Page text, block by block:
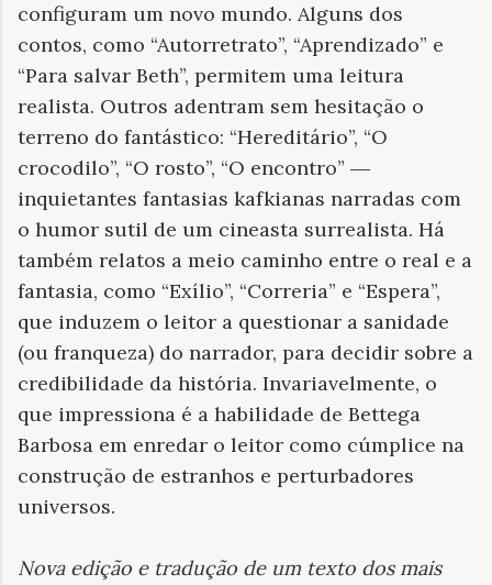
configuram um novo mundo. Alguns dos
contos, como “Autorretrato”, “Aprendizado” e
“Para salvar Beth”, permitem uma leitura
realista. Outros adentram sem hesitação o
terreno do fantástico: “Hereditário”, “O
crocodilo”, “O rosto”, “O encontro” ―
inquietantes fantasias kafkianas narradas com
o humor sutil de um cineasta surrealista. Há
também relatos a meio caminho entre o real e a
fantasia, como “Exílio”, “Correria” e “Espera”,
que induzem o leitor a questionar a sanidade
(ou franqueza) do narrador, para decidir sobre a
credibilidade da história. Invariavelmente, o
que impressiona é a habilidade de Bettega
Barbosa em enredar o leitor como cúmplice na
construção de estranhos e perturbadores
universos.
Nova edição e tradução de um texto dos mais